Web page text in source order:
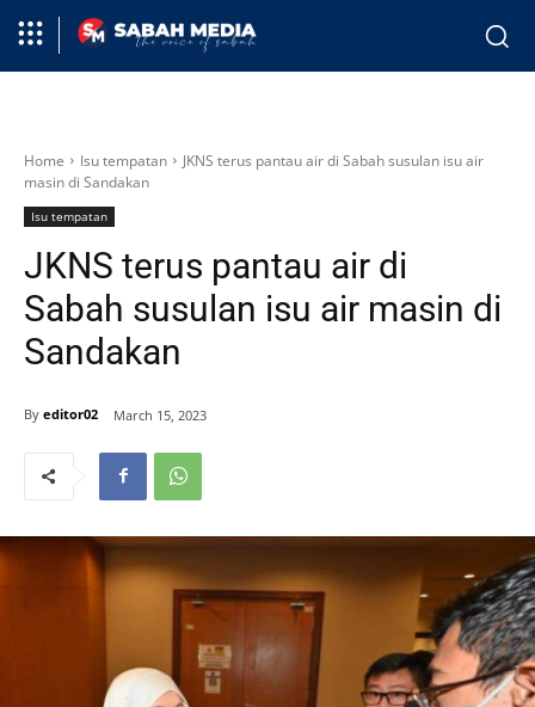
Home Isu tempatan
JKNS terus pantau air di Sabah susulan isu air
masin di Sandakan
Isu tempatan
JKNS terus pantau air di
Sabah susulan isu air masin di
Sandakan
By editor02 March 15, 2023